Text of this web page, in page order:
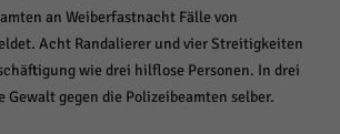
an Weiberfastnacht Fälle von
Acht Randalierer und vier Streitigkeiten
wie drei hilflose Personen. In drei
gegen die Polizeibeamten selber.
grundlegende Funktionen und sind für die
Cookie-Informationen anzeigen